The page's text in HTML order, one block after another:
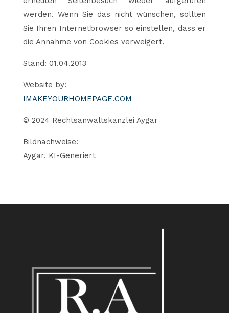
werden. Wenn Sie das nicht wünschen, sollten
Sie Ihren Internetbrowser so einstellen, dass er
die Annahme von Cookies verweigert.
Stand: 01.04.2013
Website by:
IMAKEYOURHOMEPAGE.COM
© 2024 Rechtsanwaltskanzlei Aygar
Bildnachweise:
Aygar, KI-Generiert